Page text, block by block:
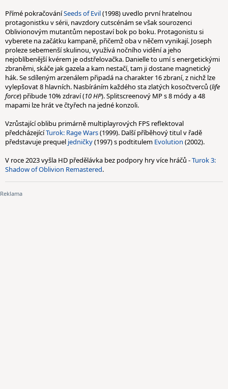
Přímé pokračováníSeeds of Evil(1998) uvedlo první hratelnou
protagonistku v sérii, navzdory cutscénám se však sourozenci
Oblivionovým mutantům nepostaví bok po boku. Protagonistu si
vyberete na začátku kampaně, přičemž oba v něčem vynikají. Joseph
proleze sebemenší skulinou, využívá nočního vidění a jeho
nejoblíbenější kvérem je odstřelovačka. Danielle to umí s energetickými
zbraněmi, skáče jak gazela a kam nestačí, tam ji dostane magnetický
hák. Se sdíleným arzenálem připadá na charakter 16 zbraní, z nichž lze
vylepšovat 8 hlavních. Nasbíráním každého sta zlatých kosočtverců (life
force) přibude 10% zdraví (10 HP). Splitscreenový MP s 8 módy a 48
mapami lze hrát ve čtyřech na jedné konzoli.
Vzrůstající oblibu primárně multiplayrových FPS reflektoval
předcházejícíTurok: Rage Wars(1999). Další příběhový titul v řadě
představuje prequel jedničky(1997) s podtitulem Evolution (2002).
V roce 2023 vyšla HD předělávka bez podpory hry více hráčů -Turok 3:
Shadow of Oblivion Remastered.